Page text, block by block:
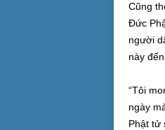
Cũng
Đức
người
này
“Tôi
ngày
Phật tử